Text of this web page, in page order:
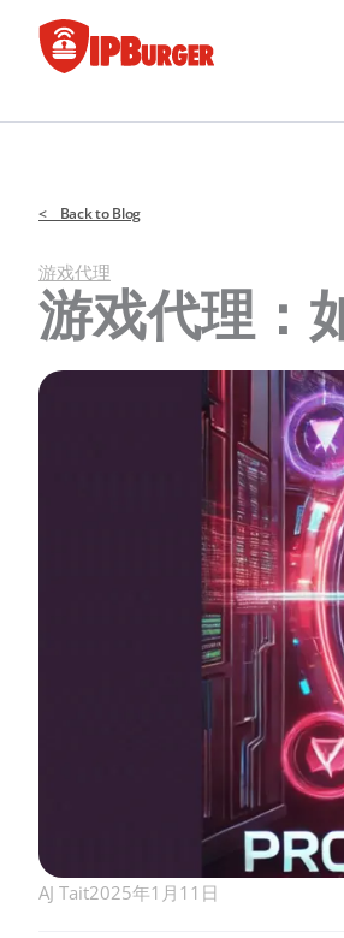
< Back to Blog
游戏代理
游戏代理：
AJ Tait2025年1月11日